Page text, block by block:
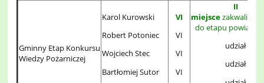
Gminny Etap Konkursu
Wiedzy Pożarniczej
Karol Kurowski
Robert Potoniec
Wojciech Stec
Bartłomiej Sutor
VI
VI
VI
VI
II
miejsce
do etapu
udział
udział